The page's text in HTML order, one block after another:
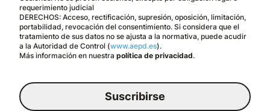
requerimiento judicial
DERECHOS: Acceso, rectificación, supresión, oposición, limitación,
portabilidad, revocación del consentimiento. Si considera que el
tratamiento de sus datos no se ajusta a la normativa, puede acudir
a la Autoridad de Control (www.aepd.es).
Más información en nuestra política de privacidad.
Suscribirse